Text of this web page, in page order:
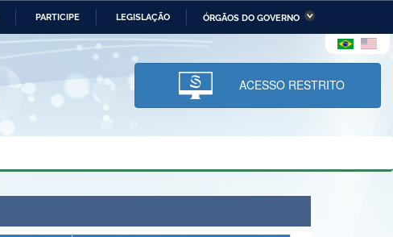
PARTICIPE LEGISLAÇÃO ÓRGÃOS DO GOVERNO
Ministério da Economia Ministério da Infraestrutura
Ministério da Ciência,
Tecnologia, Inovações e
Comunicações
e dos Direitos Humanos
Planalto
ACESSO RESTRITO